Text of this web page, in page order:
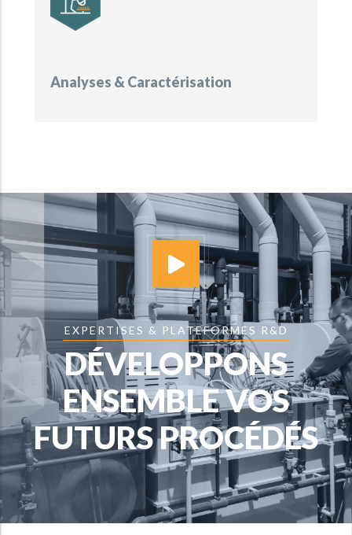
Analyses & Caractérisation
EXPERTISES & PLATEFORMES R&D
DÉVELOPPONS
ENSEMBLE VOS
FUTURS PROCÉDÉS